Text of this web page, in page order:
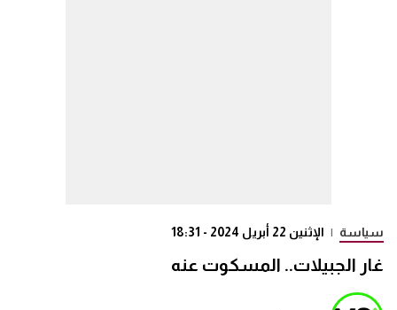
سياسة | الإثنين 22 أبريل 2024 - 18:31
غار الجبيلات.. المسكوت عنه